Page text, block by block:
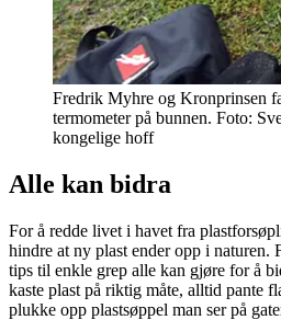
Fredrik Myhre og Kronprinsen
termometer på bunnen. Foto:
kongelige hoff
Alle kan bidra
For å redde livet i havet fra
hindre at ny plast ender opp i naturen.
tips til enkle grep alle kan gjøre for å
kaste plast på riktig måte, alltid pante
plukke opp plastsøppel man ser på